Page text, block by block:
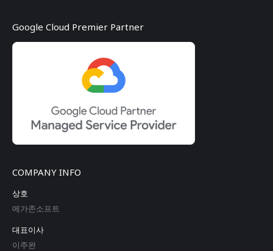
Google Cloud Premier Partner
COMPANY INFO
상호
메가존소프트
대표이사
이주완